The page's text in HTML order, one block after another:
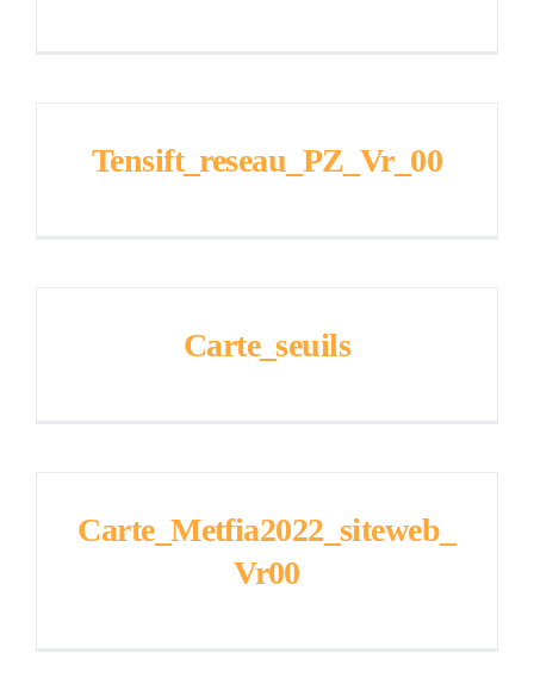
Tensift_reseau_PZ_Vr_00
Carte_seuils
Carte_Metfia2022_siteweb_
Vr00